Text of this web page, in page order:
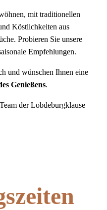
mit traditionellen
Köstlichkeiten aus
Probieren Sie unsere
Empfehlungen.
und wünschen Ihnen eine
Genießens.
der Lobdeburgklause